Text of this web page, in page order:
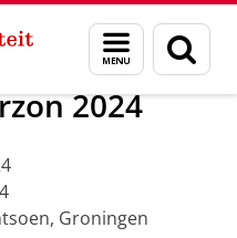
Menu
en
zoeken
2024
Groningen